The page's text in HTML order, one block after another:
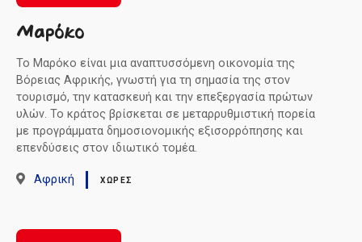
Μαρόκο
Το Μαρόκο είναι μια αναπτυσσόμενη οικονομία της
Βόρειας Αφρικής, γνωστή για τη σημασία της στον
τουρισμό, την κατασκευή και την επεξεργασία πρώτων
υλών. Το κράτος βρίσκεται σε μεταρρυθμιστική πορεία
με προγράμματα δημοσιονομικής εξισορρόπησης και
επενδύσεις στον ιδιωτικό τομέα.
Αφρική ΧΏΡΕΣ